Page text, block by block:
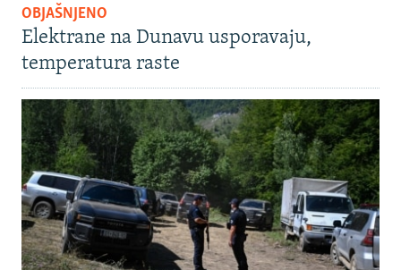
OBJAŠNJENO
Elektrane na Dunavu usporavaju,
temperatura raste